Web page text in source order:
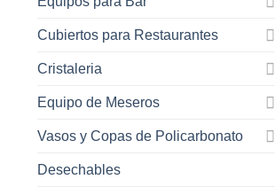
Cubiertos para Restaurantes
Cristaleria
Equipo de Meseros
Vasos y Copas de Policarbonato
Desechables